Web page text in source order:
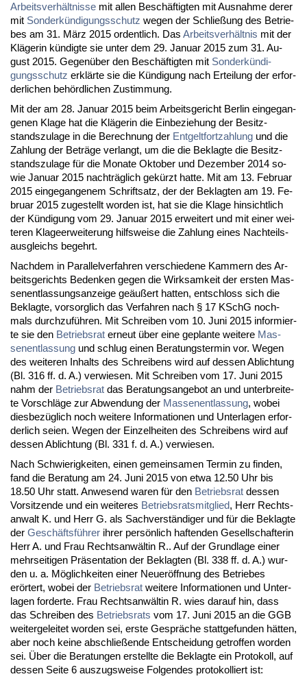
Ar­beits­verhält­nis­se mit al­len Beschäftig­ten mit Aus­nah­me de­rer
mit Son­derkündi­gungs­schutz we­gen der Sch­ließung des Be­trie­
bes am 31. März 2015 or­dent­lich. Das Ar­beits­verhält­nis mit der
Kläge­rin kündig­te sie un­ter dem 29. Ja­nu­ar 2015 zum 31. Au­
gust 2015. Ge­genüber den Beschäftig­ten mit Son­derkündi­
gungs­schutz erklärte sie die Kündi­gung nach Er­tei­lung der er­for­
der­li­chen behörd­li­chen Zu­stim­mung.
Mit der am 28. Ja­nu­ar 2015 beim Ar­beits­ge­richt Ber­lin ein­ge­gan­
ge­nen Kla­ge hat die Kläge­rin die Ein­be­zie­hung der Be­sitz­
stands­zu­la­ge in die Be­rech­nung der Ent­gelt­fort­zah­lung und die
Zah­lung der Beträge ver­langt, um die die Be­klag­te die Be­sitz­
stands­zu­la­ge für die Mo­na­te Ok­to­ber und De­zem­ber 2014 so­
wie Ja­nu­ar 2015 nachträglich gekürzt hat­te. Mit am 13. Fe­bru­ar
2015 ein­ge­gan­ge­nem Schrift­satz, der der Be­klag­ten am 19. Fe­
bru­ar 2015 zu­ge­stellt wor­den ist, hat sie die Kla­ge hin­sicht­lich
der Kündi­gung vom 29. Ja­nu­ar 2015 er­wei­tert und mit ei­ner wei­
te­ren Kla­ge­er­wei­te­rung hilfs­wei­se die Zah­lung ei­nes Nach­teils­
aus­gleichs be­gehrt.
Nach­dem in Par­al­lel­ver­fah­ren ver­schie­de­ne Kam­mern des Ar­
beits­ge­richts Be­den­ken ge­gen die Wirk­sam­keit der ers­ten Mas­
sen­ent­las­sungs­an­zei­ge geäußert hat­ten, ent­schloss sich die
Be­klag­te, vor­sorg­lich das Ver­fah­ren nach § 17 KSchG noch­
mals durch­zuführen. Mit Schrei­ben vom 10. Ju­ni 2015 in­for­mier­
te sie den Be­triebs­rat er­neut über ei­ne ge­plan­te wei­te­re Mas­
sen­ent­las­sung und schlug ei­nen Be­ra­tungs­ter­min vor. We­gen
des wei­te­ren In­halts des Schrei­bens wird auf des­sen Ab­lich­tung
(Bl. 316 ff. d. A.) ver­wie­sen. Mit Schrei­ben vom 17. Ju­ni 2015
nahm der Be­triebs­rat das Be­ra­tungs­an­ge­bot an und un­ter­brei­te­
te Vor­schläge zur Ab­wen­dung der Mas­sen­ent­las­sung, wo­bei
dies­bezüglich noch wei­te­re In­for­ma­tio­nen und Un­ter­la­gen er­for­
der­lich sei­en. We­gen der Ein­zel­hei­ten des Schrei­bens wird auf
des­sen Ab­lich­tung (Bl. 331 f. d. A.) ver­wie­sen.
Nach Schwie­rig­kei­ten, ei­nen ge­mein­sa­men Ter­min zu fin­den,
fand die Be­ra­tung am 24. Ju­ni 2015 von et­wa 12.50 Uhr bis
18.50 Uhr statt. An­we­send wa­ren für den Be­triebs­rat des­sen
Vor­sit­zen­de und ein wei­te­res Be­triebs­rats­mit­glied, Herr Rechts­
an­walt K. und Herr G. als Sach­verständi­ger und für die Be­klag­te
der Geschäftsführer ih­rer persönlich haf­ten­den Ge­sell­schaf­te­rin
Herr A. und Frau Rechts­anwältin R.. Auf der Grund­la­ge ei­ner
mehr­sei­ti­gen Präsen­ta­ti­on der Be­klag­ten (Bl. 338 ff. d. A.) wur­
den u. a. Möglich­kei­ten ei­ner Neu­eröff­nung des Be­trie­bes
erörtert, wo­bei der Be­triebs­rat wei­te­re In­for­ma­tio­nen und Un­ter­
la­gen for­der­te. Frau Rechts­anwältin R. wies dar­auf hin, dass
das Schrei­ben des Be­triebs­rats vom 17. Ju­ni 2015 an die GGB
wei­ter­ge­lei­tet wor­den sei, ers­te Gespräche statt­ge­fun­den hätten,
aber noch kei­ne ab­sch­ließen­de Ent­schei­dung ge­trof­fen wor­den
sei. Über die Be­ra­tun­gen er­stell­te die Be­klag­te ein Pro­to­koll, auf
des­sen Sei­te 6 aus­zugs­wei­se Fol­gen­des pro­to­kol­liert ist: